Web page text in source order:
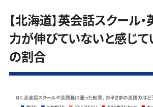
【北海道】英会話スクール
力が伸びていないと感じ
の割合